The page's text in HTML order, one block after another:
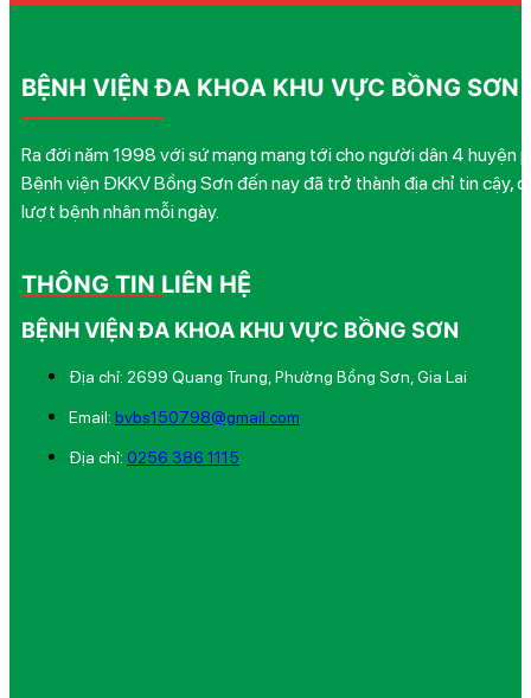
BỆNH VIỆN ĐA KHOA KHU VỰC BỒNG SƠN
Ra đời năm 1998 với sứ mạng mang tới cho người dân 4 huyện
Bệnh viện ĐKKV Bồng Sơn đến nay đã trở thành địa chỉ tin cậy,
lượt bệnh nhân mỗi ngày.
THÔNG TIN LIÊN HỆ
BỆNH VIỆN ĐA KHOA KHU VỰC BỒNG SƠN
Địa chỉ: 2699 Quang Trung, Phường Bồng Sơn, Gia Lai
Email: bvbs150798@gmail.com
Địa chỉ: 0256 386 1115